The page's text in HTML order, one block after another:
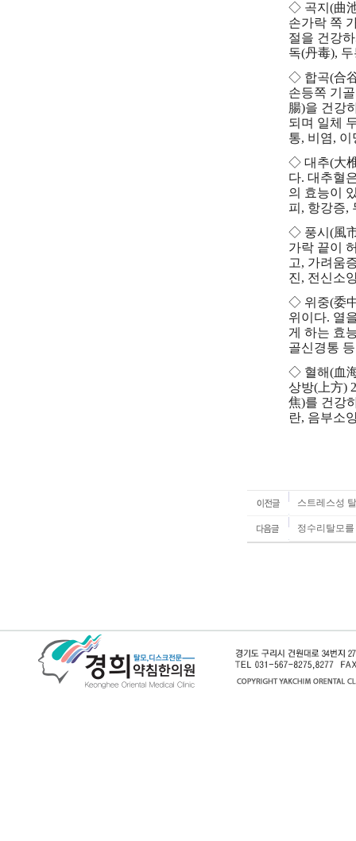
◇ 곡지(曲
손가락 쪽
절을 건강
독(丹毒),
◇ 합곡(合
손등쪽 기
腸)을 건강
되며 일체
통, 비염,
◇ 대추(大
다. 대추혈
의 효능이
피, 항강증,
◇ 풍시(風
가락 끝이
고, 가려움
진, 전신소
◇ 위중(委
위이다. 열
게 하는 효
골신경통
◇ 혈해(血
상방(上方)
焦)를 건강
란, 음부소
스트레스성
정수리탈모